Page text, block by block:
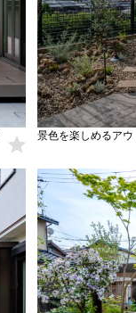
景色を楽しめるア